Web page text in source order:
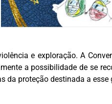
e exploração. A
a possibilidade de se
da proteção destinada a esse